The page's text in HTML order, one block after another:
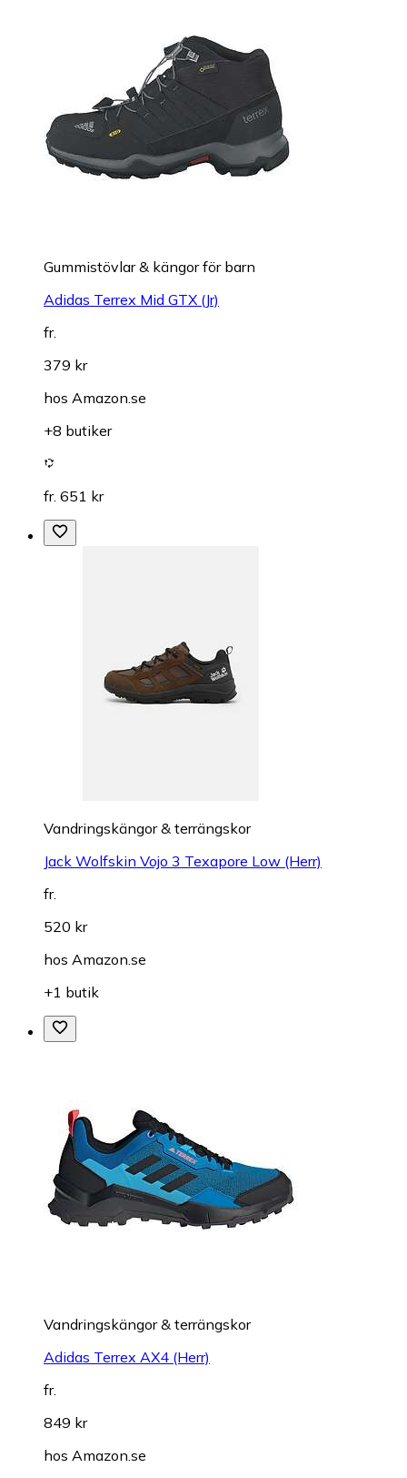
Gummistövlar & kängor för barn
Adidas Terrex Mid GTX (Jr)
fr.
379 kr
hos Amazon.se
+8 butiker
fr. 651 kr
Vandringskängor & terrängskor
Jack Wolfskin Vojo 3 Texapore Low (Herr)
fr.
520 kr
hos Amazon.se
+1 butik
Vandringskängor & terrängskor
Adidas Terrex AX4 (Herr)
fr.
849 kr
hos Amazon.se